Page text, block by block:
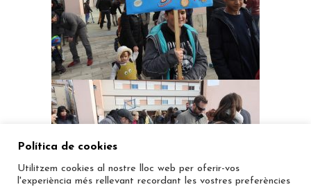
Política de cookies
Utilitzem cookies al nostre lloc web per oferir-vos
l'experiència més rellevant recordant les vostres preferències